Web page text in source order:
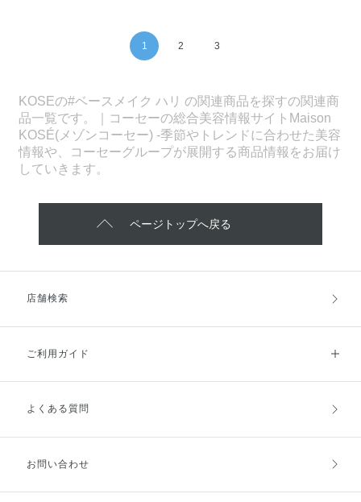
1 2 3
KOSEの#ベースメイク ハリ の関連商品を探すの関連商
品一覧です。｜コーセーの総合美容情報サイトMaison
KOSÉ(メゾンコーセー) -季節やトレンドに合わせた美容
情報や、コーセーグループが展開する商品情報をお届け
していきます。
ページトップへ戻る
店舗検索
ご利用ガイド
ご利用ガイドトップ
お支払方法
よくある質問
お問い合わせ